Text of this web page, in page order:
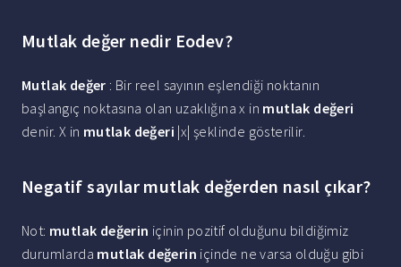
Mutlak değer nedir Eodev?
Mutlak değer : Bir reel sayının eşlendiği noktanın
başlangıç noktasına olan uzaklığına x in mutlak değeri
denir. X in mutlak değeri |x| şeklinde gösterilir.
Negatif sayılar mutlak değerden nasıl çıkar?
Not: mutlak değerin içinin pozitif olduğunu bildiğimiz
durumlarda mutlak değerin içinde ne varsa olduğu gibi